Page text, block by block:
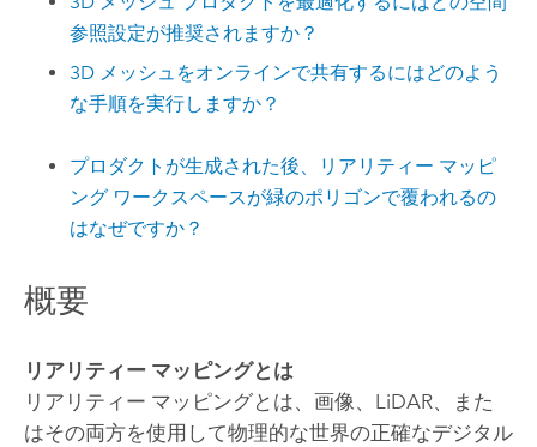
参照設定が推奨されますか？
3D メッシュをオンラインで共有するにはどのよう
な手順を実行しますか？
プロダクトが生成された後、リアリティー マッピ
ング ワークスペースが緑のポリゴンで覆われるの
はなぜですか？
概要
リアリティー マッピングとは
リアリティー マッピングとは、画像、LiDAR、また
はその両方を使用して物理的な世界の正確なデジタル